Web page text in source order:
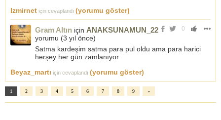
Izmirnet için cevaplandı (yorumu göster)
0
Gram Altın için ANAKSUNAMUN_22
yorumu (3 yıl önce)
Satma kardeşim satma para pul oldu ama para harici
herşey her gün zamlanıyor
Beyaz_martı için cevaplandı (yorumu göster)
1 2 3 4 5 6 7 8 9 »